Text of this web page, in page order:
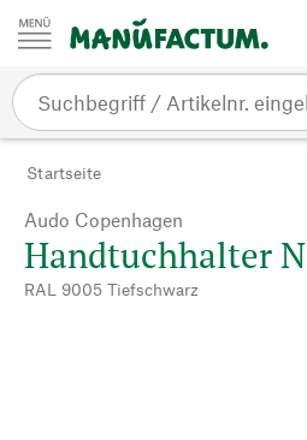
Zum Inhalt springen
Startseite
Audo Copenhagen
Handtuchhalter
RAL 9005 Tiefschwarz